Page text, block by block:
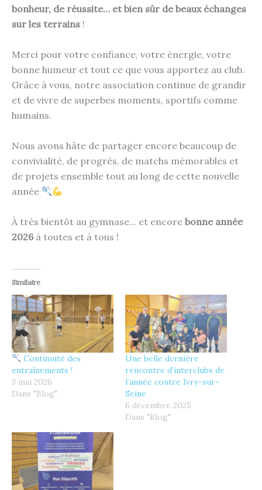
bonheur, de réussite… et bien sûr de beaux échanges
sur les terrains !
Merci pour votre confiance, votre énergie, votre
bonne humeur et tout ce que vous apportez au club.
Grâce à vous, notre association continue de grandir
et de vivre de superbes moments, sportifs comme
humains.
Nous avons hâte de partager encore beaucoup de
convivialité, de progrès, de matchs mémorables et
de projets ensemble tout au long de cette nouvelle
année
À très bientôt au gymnase… et encore bonne année
2026à toutes et à tous !
Similaire
Continuité des
entraînements !
3 mai 2026
Dans "Blog"
Une belle dernière
rencontre d’interclubs de
l’année contre Ivry-sur-
Seine
6 décembre 2025
Dans "Blog"